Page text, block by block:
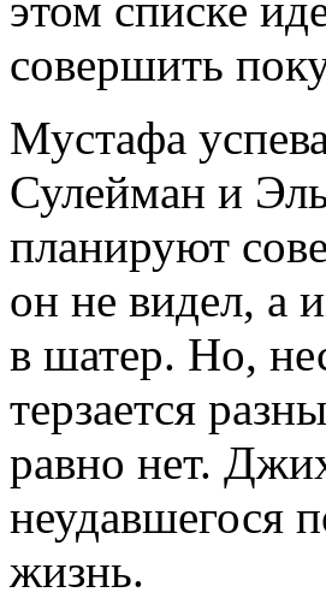
совершить
Мустафа
Сулейман и
планируют
он не видел, а
в шатер. Но,
терзается
равно нет.
неудавшегося
жизнь.